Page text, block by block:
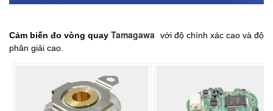
Cảm biến đo vòng quayTamagawa
với độ chính xác cao và độ
phân giải cao.